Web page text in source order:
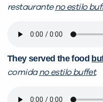
restauranteno estilo
They served the food
comidano estilo buffet.